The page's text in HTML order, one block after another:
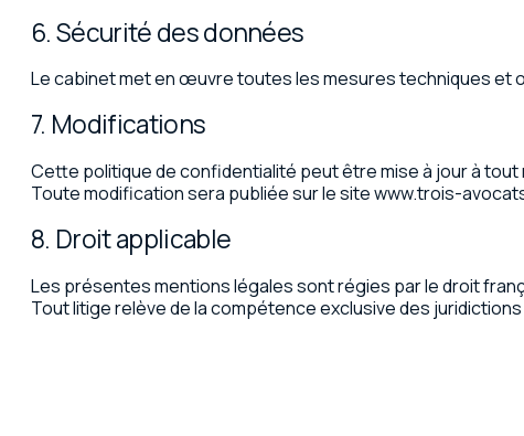
6. Sécurité des données
Le cabinet met en œuvre toutes les mesures techniques et
7. Modifications
Cette politique de confidentialité peut être mise à jour à tout
Toute modification sera publiée sur le sitewww.trois-
8. Droit applicable
Les présentes mentions légales sont régies par le droit
Tout litige relève de la compétence exclusive des